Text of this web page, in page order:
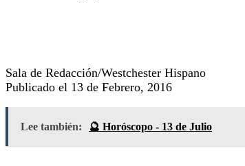
Sala de Redacción/Westchester Hispano
Publicado el 13 de Febrero, 2016
Lee también: 🔮 Horóscopo - 13 de Julio